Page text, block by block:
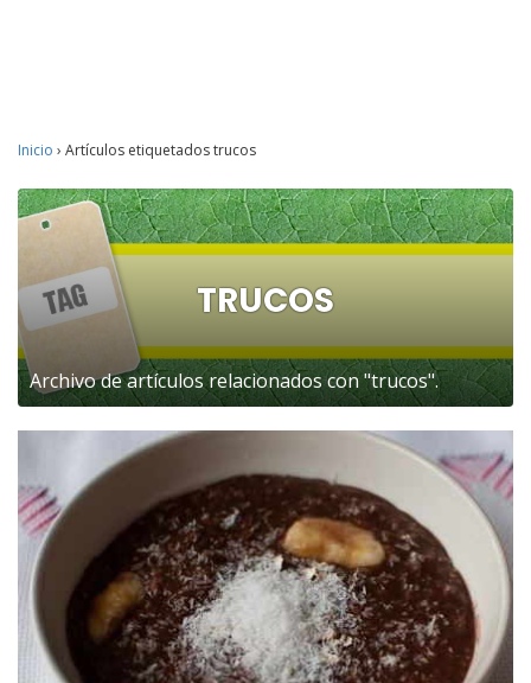
Inicio › Artículos etiquetados trucos
TRUCOS
Archivo de artículos relacionados con "trucos".